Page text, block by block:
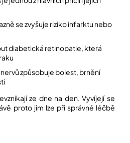
se zvyšuje riziko infarktu nebo
diabetická retinopatie, která
způsobuje bolest, brnění
ze dne na den. Vyvíjejí se
proto jim lze při správné léčbě